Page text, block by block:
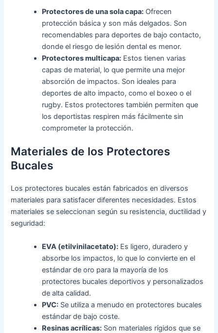
Protectores de una sola capa: Ofrecen
protección básica y son más delgados. Son
recomendables para deportes de bajo contacto,
donde el riesgo de lesión dental es menor.
Protectores multicapa: Estos tienen varias
capas de material, lo que permite una mejor
absorción de impactos. Son ideales para
deportes de alto impacto, como el boxeo o el
rugby. Estos protectores también permiten que
los deportistas respiren más fácilmente sin
comprometer la protección.
Materiales de los Protectores
Bucales
Los protectores bucales están fabricados en diversos
materiales para satisfacer diferentes necesidades. Estos
materiales se seleccionan según su resistencia, ductilidad y
seguridad:
EVA (etilvinilacetato): Es ligero, duradero y
absorbe los impactos, lo que lo convierte en el
estándar de oro para la mayoría de los
protectores bucales deportivos y personalizados
de alta calidad.
PVC: Se utiliza a menudo en protectores bucales
estándar de bajo coste.
Resinas acrílicas: Son materiales rígidos que se